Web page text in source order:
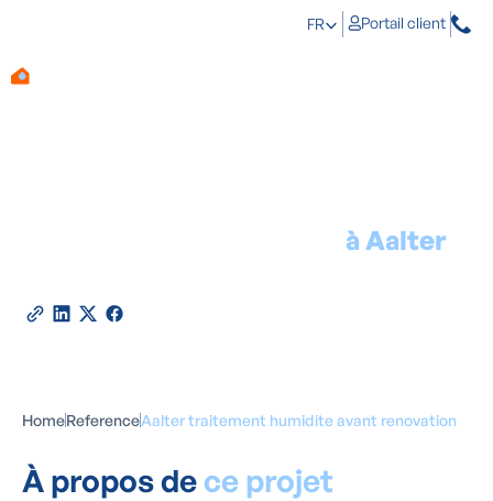
FR Portail client
à Aalter
HomeReferenceAalter traitement humidite avant renovation
À propos de ce projet